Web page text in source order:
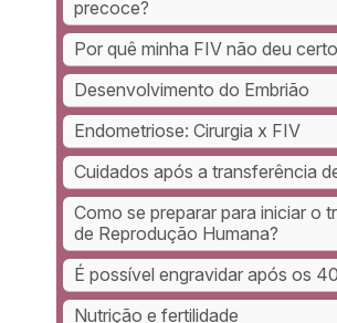
precoce?
Por quê minha FIV não deu
Desenvolvimento do Embrião
Endometriose: Cirurgia x FIV
Cuidados após a transferência
Como se preparar para iniciar o
de Reprodução Humana?
É possível engravidar após os
Nutrição e fertilidade